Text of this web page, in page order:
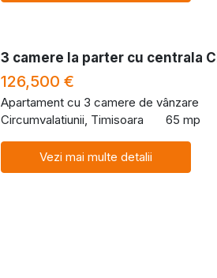
3 camere la parter cu centrala
126,500 €
Apartament cu 3 camere de vânzare
Circumvalatiunii, Timisoara
65 mp
Vezi mai multe detalii